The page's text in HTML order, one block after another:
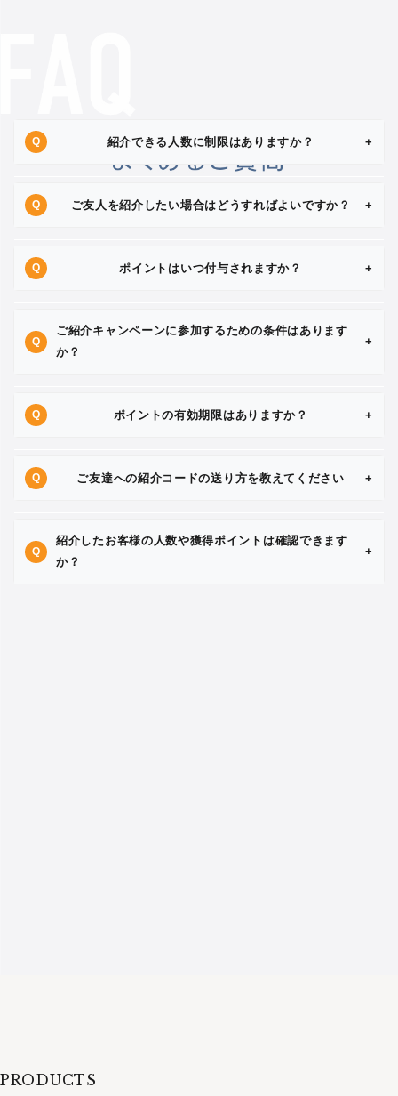
紹介できる人数に制限はありますか？ +
ご友人を紹介したい場合はどうすればよいですか？ +
ポイントはいつ付与されますか？ +
ご紹介キャンペーンに参加するための条件はあります
か？
+
ポイントの有効期限はありますか？ +
ご友達への紹介コードの送り方を教えてください +
紹介したお客様の人数や獲得ポイントは確認できます
か？
+
PRODUCTS